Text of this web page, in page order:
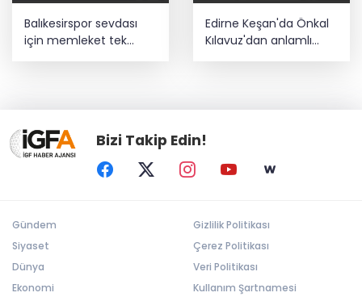
Balıkesirspor sevdası
için memleket tek
yürek
Edirne Keşan'da Önkal
Kılavuz'dan anlamlı
çalışma
Bizi Takip Edin!
Gündem
Siyaset
Dünya
Ekonomi
Gizlilik Politikası
Çerez Politikası
Veri Politikası
Kullanım Şartnamesi